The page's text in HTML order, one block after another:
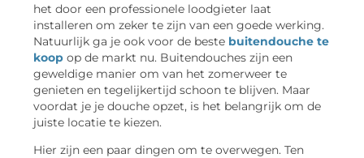
het door een professionele loodgieter laat
installeren om zeker te zijn van een goede werking.
Natuurlijk ga je ook voor de beste buitendouche te
koop op de markt nu. Buitendouches zijn een
geweldige manier om van het zomerweer te
genieten en tegelijkertijd schoon te blijven. Maar
voordat je je douche opzet, is het belangrijk om de
juiste locatie te kiezen.
Hier zijn een paar dingen om te overwegen. Ten